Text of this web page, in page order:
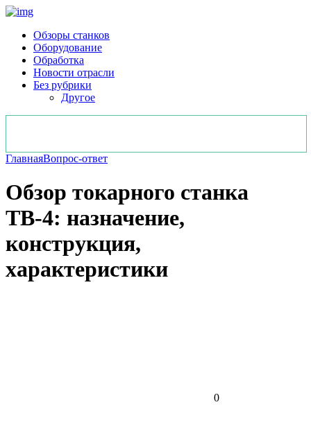
Обзоры станков
Оборудование
Обработка
Новости отрасли
Без рубрики
Другое
ГлавнаяВопрос-ответ
Обзор токарного станка
ТВ-4: назначение,
конструкция,
характеристики
0